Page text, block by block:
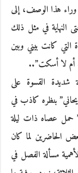
هذا الوصف، إلى
النهاية في مثل ذلك
التي كانت بيني وبين
أم لا أسكت”..
القسوة على
بنظره كاذب في
حمل عصاه ذات ليلة
الحاضرين لما كان
مسألة الفصل في